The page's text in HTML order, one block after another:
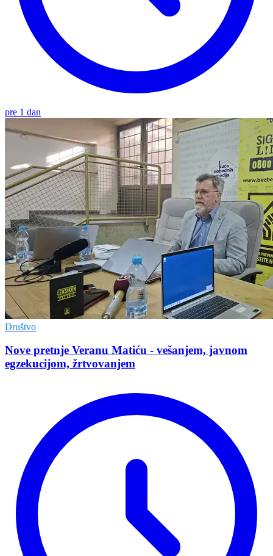
pre 1 dan
Društvo
Nove pretnje Veranu Matiću - vešanjem, javnom
egzekucijom, žrtvovanjem